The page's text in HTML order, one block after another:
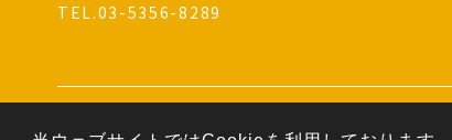
TEL.03-5356-8289